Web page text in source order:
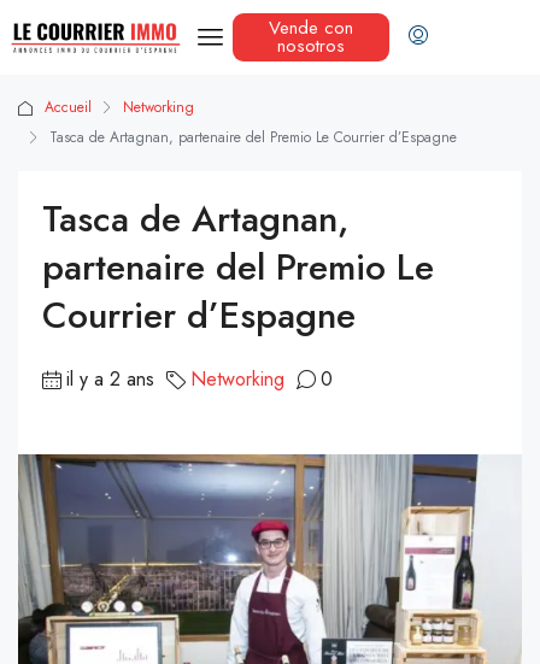
Vende con
nosotros
Accueil
Networking
Tasca de Artagnan, partenaire del Premio Le Courrier d’Espagne
Tasca de Artagnan,
partenaire del Premio Le
Courrier d’Espagne
il y a 2 ans Networking 0